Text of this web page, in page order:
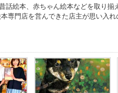
話絵本、赤ちゃん絵本などを取り揃
専門店を営んできた店主が思い入